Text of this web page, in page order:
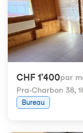
CHF 1'400par
Pra-Charbon 38,
Bureau